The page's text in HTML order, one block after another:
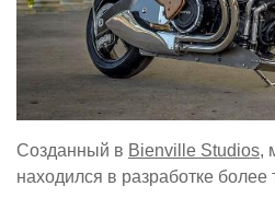
Созданный в Bienville Studios,
находился в разработке более